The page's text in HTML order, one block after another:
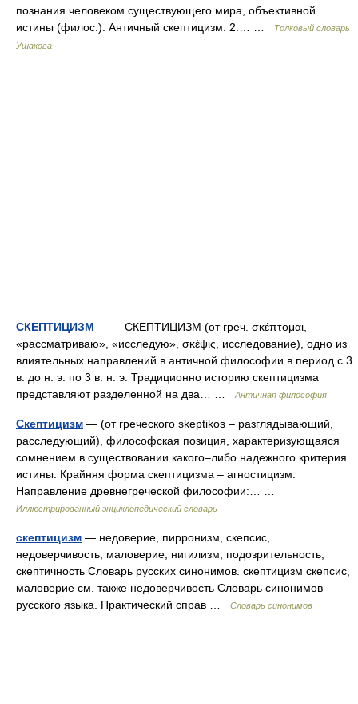
познания человеком существующего мира, объективной
истины (филос.). Античный скептицизм. 2.… …
Толковый словарь
Ушакова
СКЕПТИЦИЗМ — СКЕПТИЦИЗМ (от греч. σκέπτομαι,
«рассматриваю», «исследую», σκέψις, исследование), одно из
влиятельных направлений в античной философии в период с 3
в. до н. э. по 3 в. н. э. Традиционно историю скептицизма
представляют разделенной на два… …
Античная философия
Скептицизм — (от греческого skeptikos – разглядывающий,
расследующий), философская позиция, характеризующаяся
сомнением в существовании какого–либо надежного критерия
истины. Крайняя форма скептицизма – агностицизм.
Направление древнегреческой философии:… …
Иллюстрированный энциклопедический словарь
скептицизм — недоверие, пирронизм, скепсис,
недоверчивость, маловерие, нигилизм, подозрительность,
скептичность Словарь русских синонимов. скептицизм скепсис,
маловерие см. также недоверчивость Словарь синонимов
русского языка. Практический справ …
Словарь синонимов